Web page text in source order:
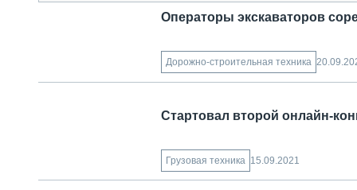
Операторы экскаваторов
Дорожно-строительная техника
Стартовал второй онлайн-
Грузовая техника 15.09.2021